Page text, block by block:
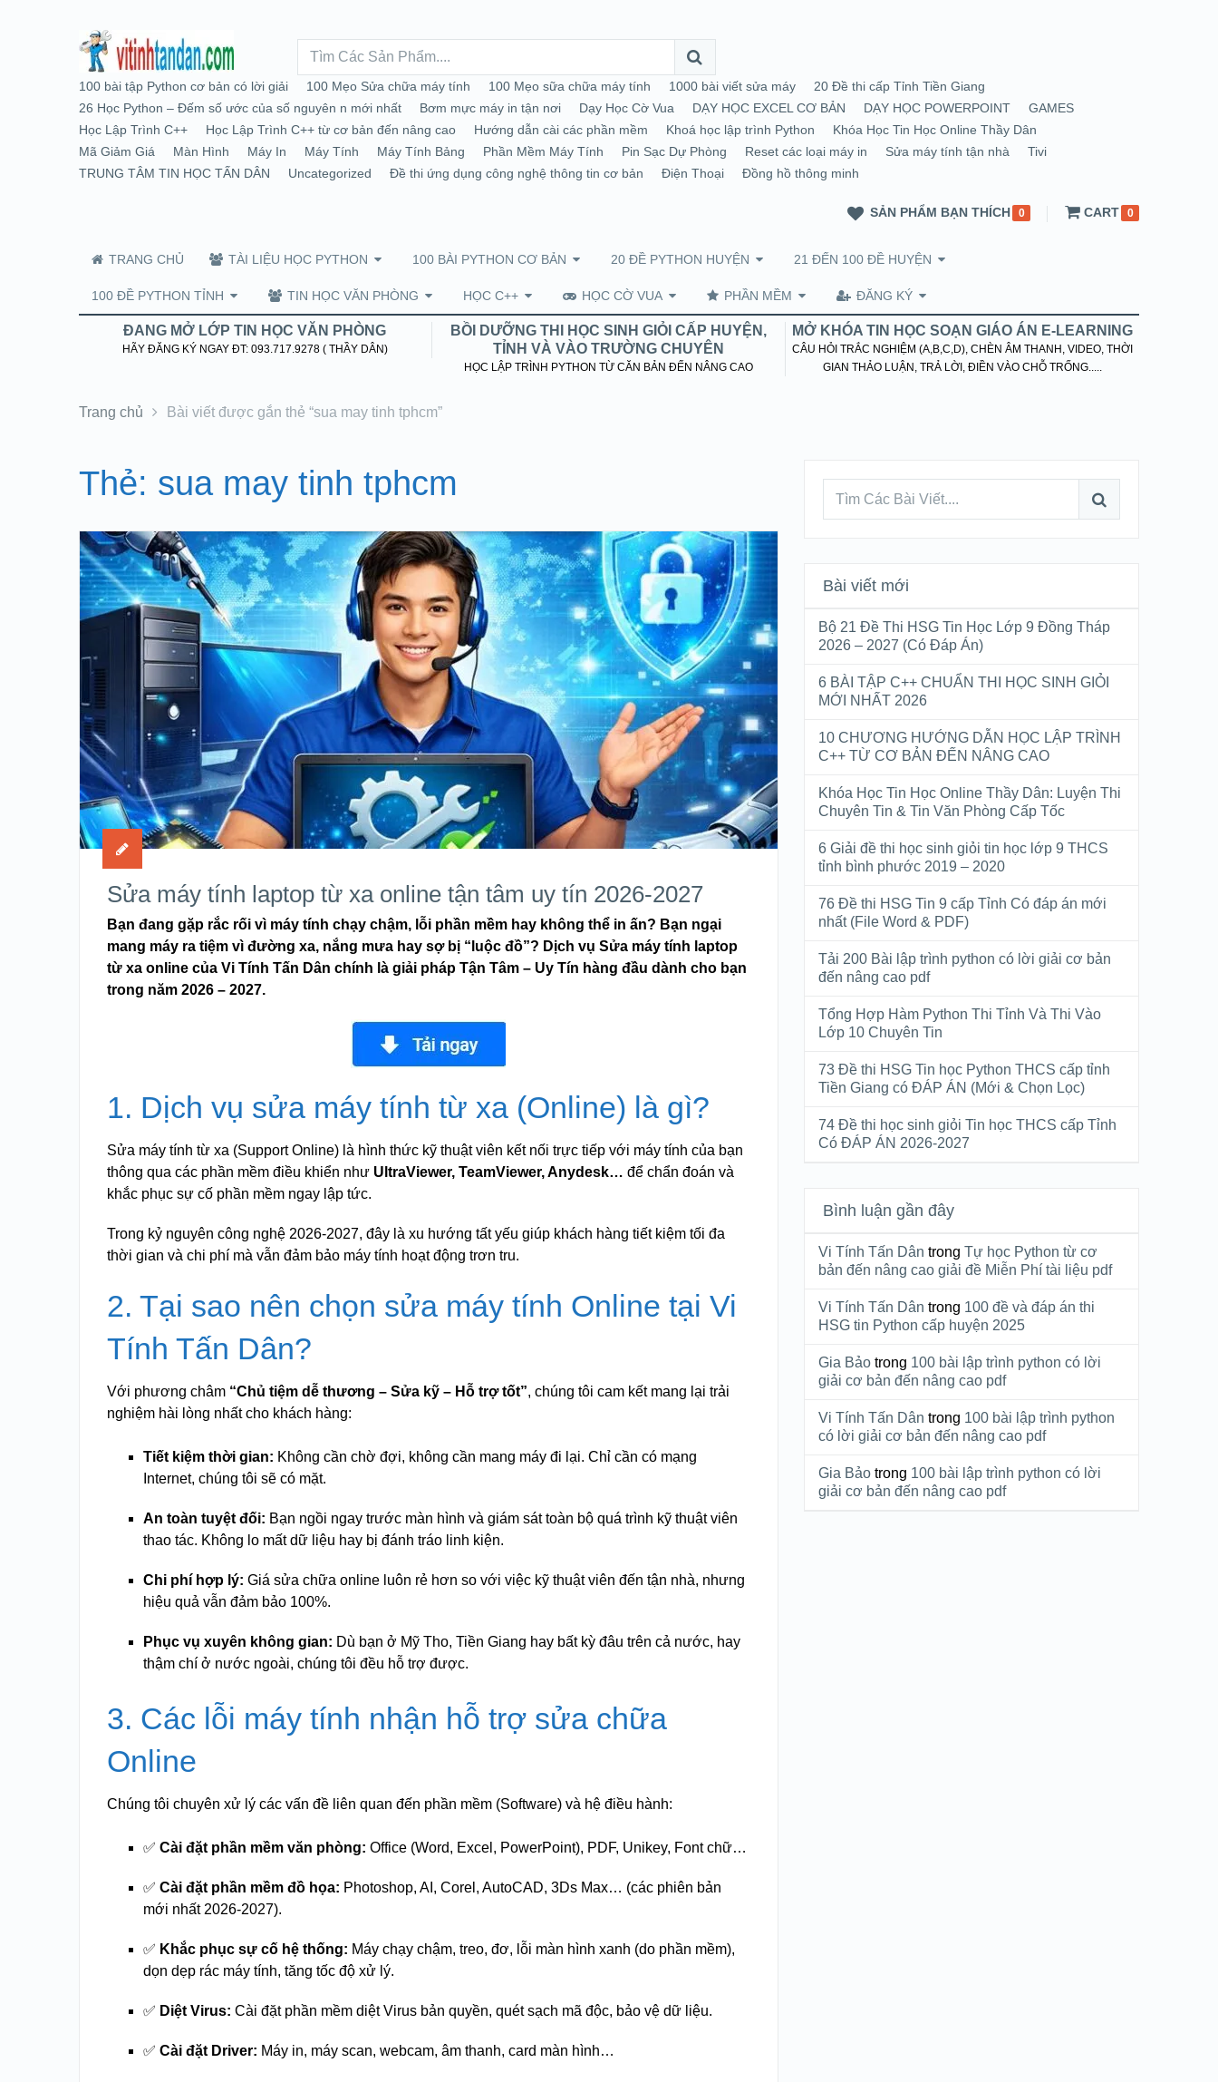
100 bài tập Python cơ bản có lời giải 100 Mẹo Sửa chữa máy tính 100 Mẹo sữa chữa máy tính 1000 bài viết sửa máy
20 Đề thi cấp Tỉnh Tiền Giang
26 Học Python – Đếm số ước của số nguyên n mới nhất
Bơm mực máy in tận nơi Dạy Học Cờ Vua DẠY HỌC EXCEL CƠ BẢN DẠY HỌC POWERPOINT
GAMES
Học Lập Trình C++
Học Lập Trình C++ từ cơ bản đến nâng cao Hướng dẫn cài các phần mềm Khoá học lập trình Python
Khóa Học Tin Học Online Thầy Dân
Mã Giảm Giá
Màn Hình Máy In Máy Tính Máy Tính Bảng Phần Mềm Máy Tính Pin Sạc Dự Phòng Reset các loại máy in Sửa máy tính tận nhà
Tivi
TRUNG TÂM TIN HỌC TẤN DÂN
Uncategorized Đề thi ứng dụng công nghệ thông tin cơ bản Điện Thoại Đồng hồ thông minh
SẢN PHẨM BẠN THÍCH 0 CART 0
TRANG CHỦ TÀI LIỆU HỌC PYTHON 100 BÀI PYTHON CƠ BẢN 20 ĐỀ PYTHON HUYỆN 21 ĐẾN 100 ĐỀ HUYỆN
100 ĐỀ PYTHON TỈNH TIN HỌC VĂN PHÒNG HỌC C++ HỌC CỜ VUA PHẦN MỀM ĐĂNG KÝ
ĐANG MỞ LỚP TIN HỌC VĂN PHÒNG
HÃY ĐĂNG KÝ NGAY ĐT: 093.717.9278 ( THẦY DÂN)
BỒI DƯỠNG THI HỌC SINH GIỎI CẤP HUYỆN,
TỈNH VÀ VÀO TRƯỜNG CHUYÊN
HỌC LẬP TRÌNH PYTHON TỪ CĂN BẢN ĐẾN NÂNG CAO
MỞ KHÓA TIN HỌC SOẠN GIÁO ÁN E-LEARNING
CÂU HỎI TRẮC NGHIỆM (A,B,C,D), CHÈN ÂM THANH, VIDEO, THỜI
GIAN THẢO LUẬN, TRẢ LỜI, ĐIỀN VÀO CHỖ TRỐNG.....
Trang chủ Bài viết được gắn thẻ “sua may tinh tphcm”
Thẻ: sua may tinh tphcm
Sửa máy tính laptop từ xa online tận tâm uy tín 2026-2027
Bạn đang gặp rắc rối vì máy tính chạy chậm, lỗi phần mềm hay không thể in ấn? Bạn ngại
mang máy ra tiệm vì đường xa, nắng mưa hay sợ bị “luộc đồ”? Dịch vụ Sửa máy tính laptop
từ xa online của Vi Tính Tấn Dân chính là giải pháp Tận Tâm – Uy Tín hàng đầu dành cho bạn
trong năm 2026 – 2027.
1. Dịch vụ sửa máy tính từ xa (Online) là gì?
Sửa máy tính từ xa (Support Online) là hình thức kỹ thuật viên kết nối trực tiếp với máy tính của bạn
thông qua các phần mềm điều khiển như UltraViewer, TeamViewer, Anydesk… để chẩn đoán và
khắc phục sự cố phần mềm ngay lập tức.
Trong kỷ nguyên công nghệ 2026-2027, đây là xu hướng tất yếu giúp khách hàng tiết kiệm tối đa
thời gian và chi phí mà vẫn đảm bảo máy tính hoạt động trơn tru.
2. Tại sao nên chọn sửa máy tính Online tại Vi
Tính Tấn Dân?
Với phương châm “Chủ tiệm dễ thương – Sửa kỹ – Hỗ trợ tốt”, chúng tôi cam kết mang lại trải
nghiệm hài lòng nhất cho khách hàng:
Tiết kiệm thời gian: Không cần chờ đợi, không cần mang máy đi lại. Chỉ cần có mạng
Internet, chúng tôi sẽ có mặt.
An toàn tuyệt đối: Bạn ngồi ngay trước màn hình và giám sát toàn bộ quá trình kỹ thuật viên
thao tác. Không lo mất dữ liệu hay bị đánh tráo linh kiện.
Chi phí hợp lý: Giá sửa chữa online luôn rẻ hơn so với việc kỹ thuật viên đến tận nhà, nhưng
hiệu quả vẫn đảm bảo 100%.
Phục vụ xuyên không gian: Dù bạn ở Mỹ Tho, Tiền Giang hay bất kỳ đâu trên cả nước, hay
thậm chí ở nước ngoài, chúng tôi đều hỗ trợ được.
3. Các lỗi máy tính nhận hỗ trợ sửa chữa
Online
Chúng tôi chuyên xử lý các vấn đề liên quan đến phần mềm (Software) và hệ điều hành:
✅Cài đặt phần mềm văn phòng: Office (Word, Excel, PowerPoint), PDF, Unikey, Font chữ…
✅Cài đặt phần mềm đồ họa: Photoshop, AI, Corel, AutoCAD, 3Ds Max… (các phiên bản
mới nhất 2026-2027).
✅ Khắc phục sự cố hệ thống: Máy chạy chậm, treo, đơ, lỗi màn hình xanh (do phần mềm),
dọn dẹp rác máy tính, tăng tốc độ xử lý.
✅ Diệt Virus: Cài đặt phần mềm diệt Virus bản quyền, quét sạch mã độc, bảo vệ dữ liệu.
✅Cài đặt Driver: Máy in, máy scan, webcam, âm thanh, card màn hình…
Bài viết mới
Bộ 21 Đề Thi HSG Tin Học Lớp 9 Đồng Tháp
2026 – 2027 (Có Đáp Án)
6 BÀI TẬP C++ CHUẨN THI HỌC SINH GIỎI
MỚI NHẤT 2026
10 CHƯƠNG HƯỚNG DẪN HỌC LẬP TRÌNH
C++ TỪ CƠ BẢN ĐẾN NÂNG CAO
Khóa Học Tin Học Online Thầy Dân: Luyện Thi
Chuyên Tin & Tin Văn Phòng Cấp Tốc
6 Giải đề thi học sinh giỏi tin học lớp 9 THCS
tỉnh bình phước 2019 – 2020
76 Đề thi HSG Tin 9 cấp Tỉnh Có đáp án mới
nhất (File Word & PDF)
Tải 200 Bài lập trình python có lời giải cơ bản
đến nâng cao pdf
Tổng Hợp Hàm Python Thi Tỉnh Và Thi Vào
Lớp 10 Chuyên Tin
73 Đề thi HSG Tin học Python THCS cấp tỉnh
Tiền Giang có ĐÁP ÁN (Mới & Chọn Lọc)
74 Đề thi học sinh giỏi Tin học THCS cấp Tỉnh
Có ĐÁP ÁN 2026-2027
Bình luận gần đây
Vi Tính Tấn Dân trongTự học Python từ cơ
bản đến nâng cao giải đề Miễn Phí tài liệu pdf
Vi Tính Tấn Dân trong 100 đề và đáp án thi
HSG tin Python cấp huyện 2025
Gia Bảo trong 100 bài lập trình python có lời
giải cơ bản đến nâng cao pdf
Vi Tính Tấn Dân trong 100 bài lập trình python
có lời giải cơ bản đến nâng cao pdf
Gia Bảo trong 100 bài lập trình python có lời
giải cơ bản đến nâng cao pdf